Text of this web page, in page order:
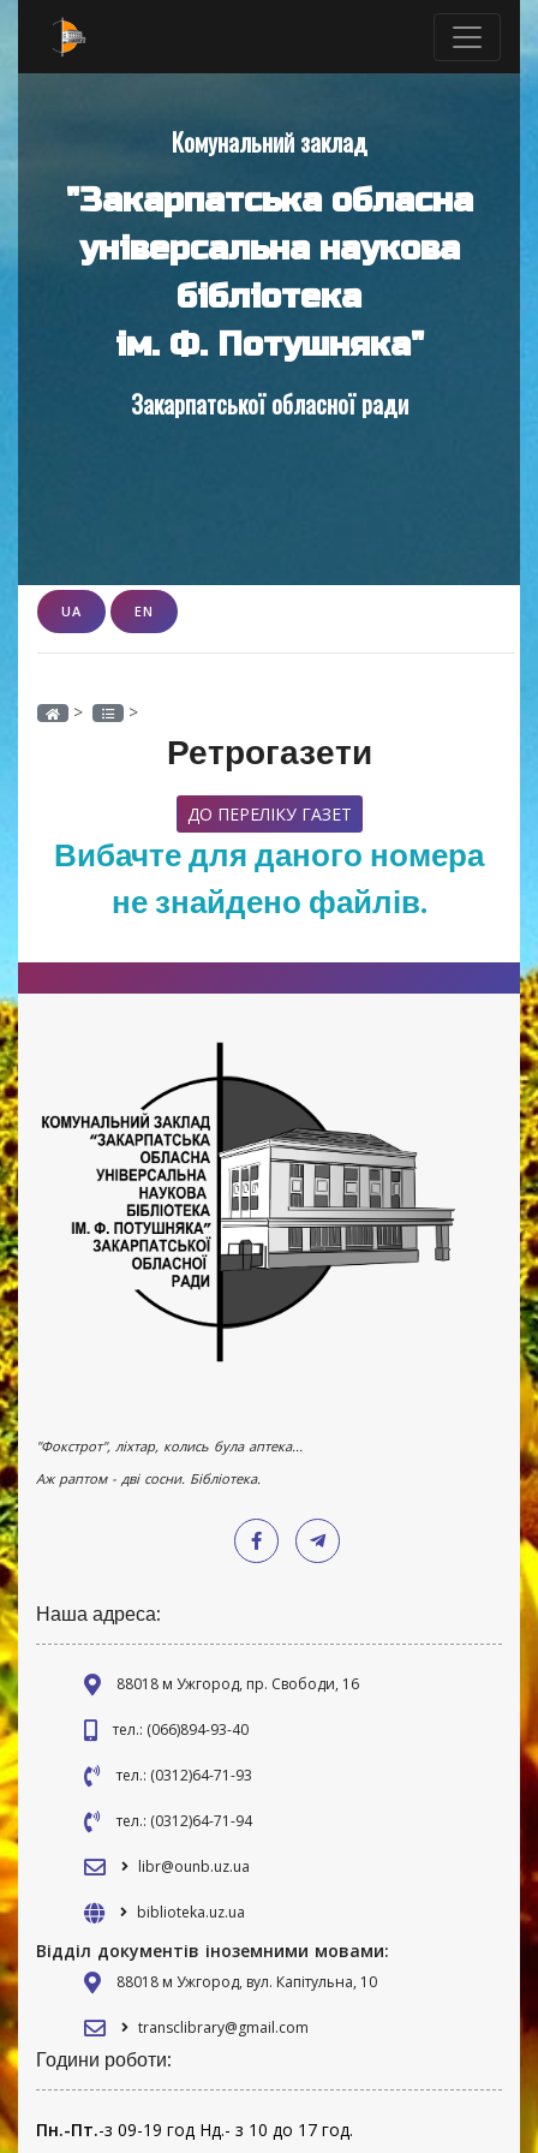
Комунальний заклад
"Закарпатська обласна
універсальна наукова
бібліотека
ім. Ф. Потушняка"
Закарпатської обласної ради
UA EN
> >
Ретрогазети
ДО ПЕРЕЛІКУ ГАЗЕТ
Вибачте для даного номера
не знайдено файлів.
"Фокстрот", ліхтар, колись була аптека...
Аж раптом - дві сосни. Бібліотека.
Наша адреса:
88018 м Ужгород, пр. Свободи, 16
тел.: (066)894-93-40
тел.: (0312)64-71-93
тел.: (0312)64-71-94
libr@ounb.uz.ua
biblioteka.uz.ua
Відділ документів іноземними мовами:
88018 м Ужгород, вул. Капітульна, 10
transclibrary@gmail.com
Години роботи:
Пн.-Пт.-з 09-19 год Нд.- з 10 до 17 год.